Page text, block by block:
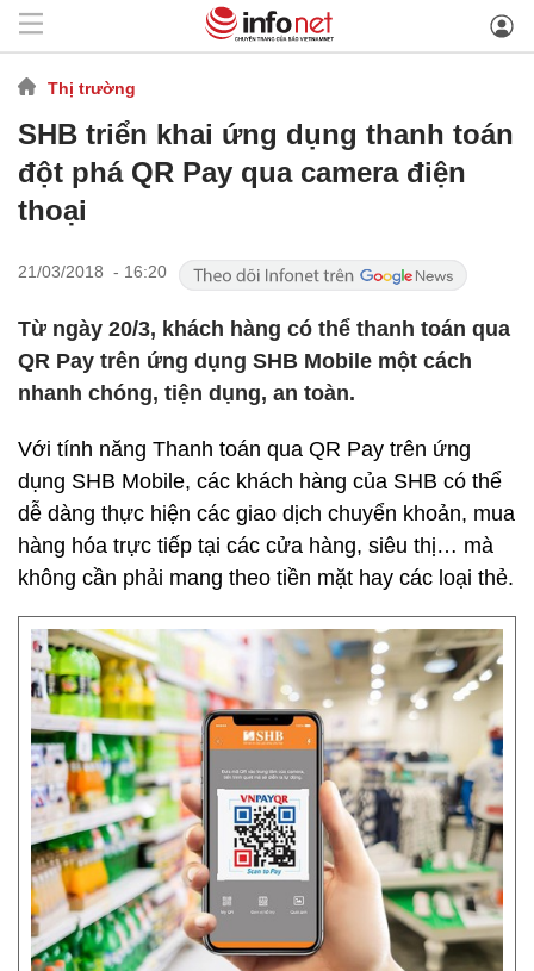
Thị trường
SHB triển khai ứng dụng thanh toán
đột phá QR Pay qua camera điện
thoại
21/03/2018 - 16:20
Từ ngày 20/3, khách hàng có thể thanh toán qua
QR Pay trên ứng dụng SHB Mobile một cách
nhanh chóng, tiện dụng, an toàn.
Với tính năng Thanh toán qua QR Pay trên ứng
dụng SHB Mobile, các khách hàng của SHB có thể
dễ dàng thực hiện các giao dịch chuyển khoản, mua
hàng hóa trực tiếp tại các cửa hàng, siêu thị… mà
không cần phải mang theo tiền mặt hay các loại thẻ.